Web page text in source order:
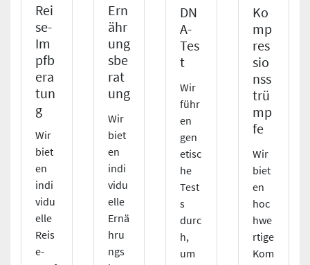
Rei
se-
Im
pfb
era
tun
g
Wir
biet
en
indi
vidu
elle
Reis
e-
Ern
ähr
ung
sbe
rat
ung
Wir
biet
en
indi
vidu
elle
Ernä
hru
ngs
DN
A-
Tes
t
Wir
führ
en
gen
etisc
he
Test
s
durc
h,
um
Ko
mp
res
sio
nss
trü
mp
fe
Wir
biet
en
hoc
hwe
rtige
Kom